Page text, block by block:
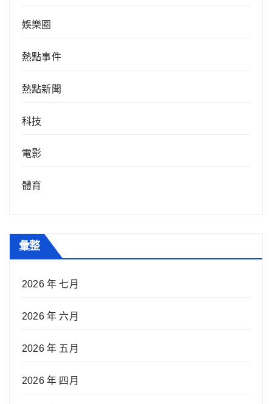
娛樂圈
熱點事件
熱點新聞
科技
電影
體育
彙整
2026 年 七月
2026 年 六月
2026 年 五月
2026 年 四月